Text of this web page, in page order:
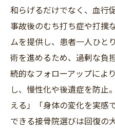
和らげるだけでなく、血行
事故後のむち打ち症や打撲
ムを提供し、患者一人ひと
術を進めるため、過剰な負
続的なフォローアップによ
し、慢性化や後遺症を防止
える」「身体の変化を実感
できる接骨院選びは回復の